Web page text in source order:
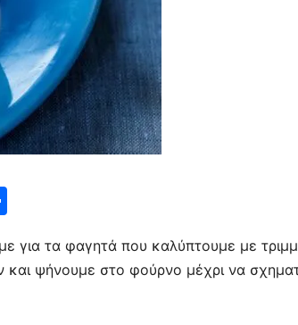
ρ
α
για τα φαγητά που καλύπτουμε με
ψήνουμε στο φούρνο μέχρι να